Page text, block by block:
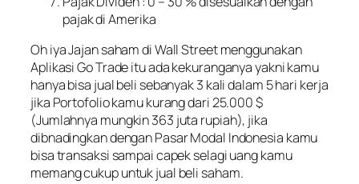
pajak di Amerika
Oh iya Jajan saham di Wall Street menggunakan
Aplikasi Go Trade itu ada kekuranganya yakni kamu
hanya bisa jual beli sebanyak 3 kali dalam 5 hari kerja
jika Portofolio kamu kurang dari 25.000 $
(Jumlahnya mungkin 363 juta rupiah), jika
dibnadingkan dengan Pasar Modal Indonesia kamu
bisa transaksi sampai capek selagi uang kamu
memang cukup untuk jual beli saham.